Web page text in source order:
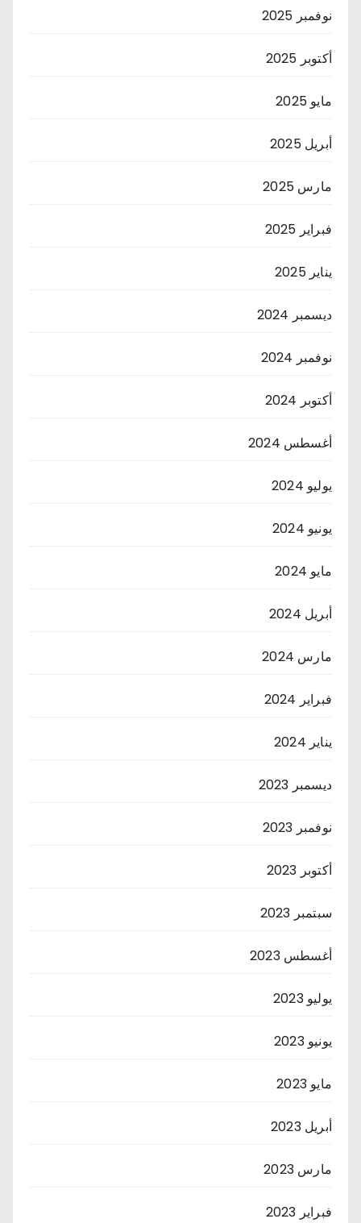
نوفمبر 2025
أكتوبر 2025
مايو 2025
أبريل 2025
مارس 2025
فبراير 2025
يناير 2025
ديسمبر 2024
نوفمبر 2024
أكتوبر 2024
أغسطس 2024
يوليو 2024
يونيو 2024
مايو 2024
أبريل 2024
مارس 2024
فبراير 2024
يناير 2024
ديسمبر 2023
نوفمبر 2023
أكتوبر 2023
سبتمبر 2023
أغسطس 2023
يوليو 2023
يونيو 2023
مايو 2023
أبريل 2023
مارس 2023
فبراير 2023